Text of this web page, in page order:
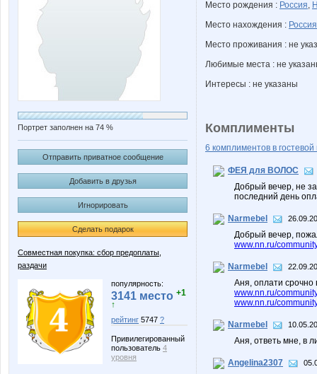
Портрет заполнен на 74 %
Отправить приватное сообщение
Добавить в друзья
Игнорировать
Сделать подарок
Совместная покупка: сбор предоплаты,
раздачи
популярность:
3141 место +1
↑
рейтинг 5747 ?
Привилегированный
пользователь 4
уровня
Место рождения : Россия,
Место нахождения : Россия
Место проживания : не
Любимые места : не
Интересы : не указаны
Комплименты
6 комплиментов в гостевой
ФЕЯ для ВОЛОС
Добрый вечер, не
последний день
Narmebel
Добрый вечер,
www.nn.ru/
Narmebel
Аня, оплати срочно
www.nn.ru/
www.nn.ru/
Narmebel
Аня, ответь мне, в
Angelina2307